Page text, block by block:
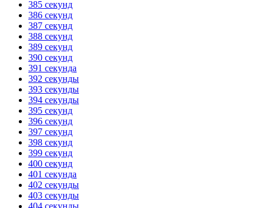
385 секунд
386 секунд
387 секунд
388 секунд
389 секунд
390 секунд
391 секунда
392 секунды
393 секунды
394 секунды
395 секунд
396 секунд
397 секунд
398 секунд
399 секунд
400 секунд
401 секунда
402 секунды
403 секунды